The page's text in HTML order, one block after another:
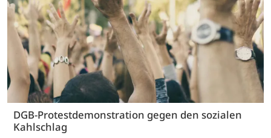
DGB-Protestdemonstration gegen den sozialen
Kahlschlag